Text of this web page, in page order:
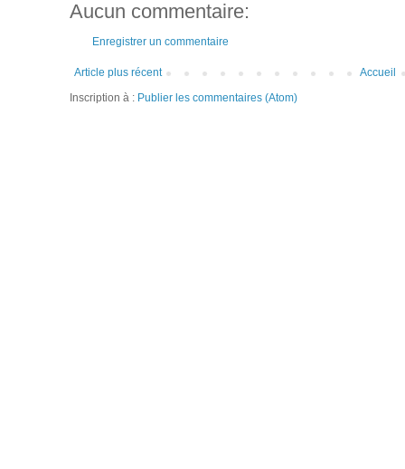
Aucun commentaire:
Enregistrer un commentaire
Article plus récent
Accueil
Inscription à : Publier les commentaires (Atom)